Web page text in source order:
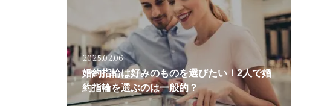
2025.02.06
婚約指輪は好みのものを選びたい！2人で婚
約指輪を選ぶのは一般的？